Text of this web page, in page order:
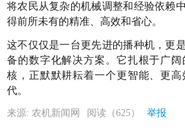
将农民从复杂的机械调整和经验依赖
得前所未有的精准、高效和省心。
这不仅仅是一台更先进的播种机，更
备的数字化解决方案。它扎根于广
核，正默默耕耘着一个更智能、更
代。
来源: 农机新闻网 阅读（625） 举报